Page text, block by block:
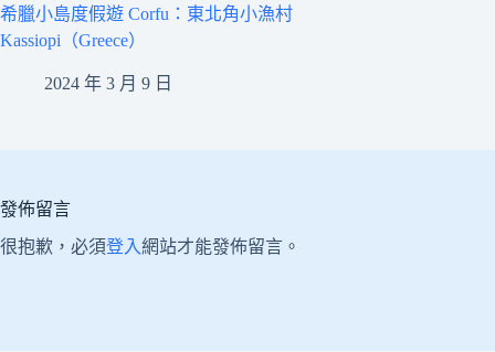
希臘小島度假遊 Corfu：東北角小漁村
Kassiopi（Greece）
2024 年 3 月 9 日
發佈留言
很抱歉，必須登入網站才能發佈留言。